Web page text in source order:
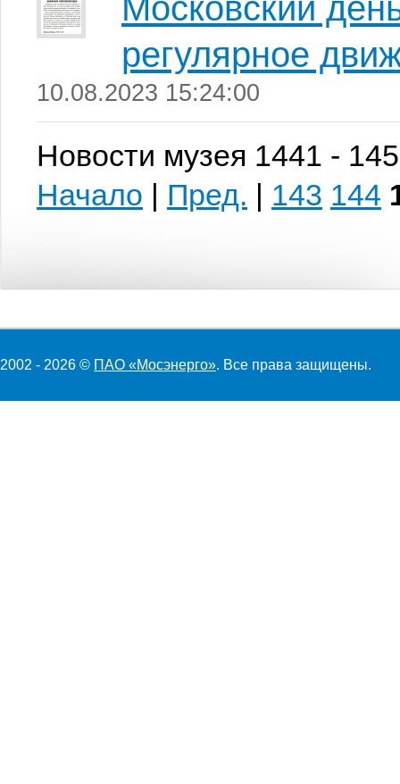
Московский
регулярное
10.08.2023 15:24:00
Новости музея 1441 -
Начало | Пред. | 143 144
2002 - 2026 © ПАО «Мосэнерго». Все права защищены.